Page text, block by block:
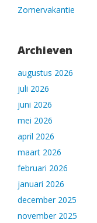
Zomervakantie
Archieven
augustus 2026
juli 2026
juni 2026
mei 2026
april 2026
maart 2026
februari 2026
januari 2026
december 2025
november 2025